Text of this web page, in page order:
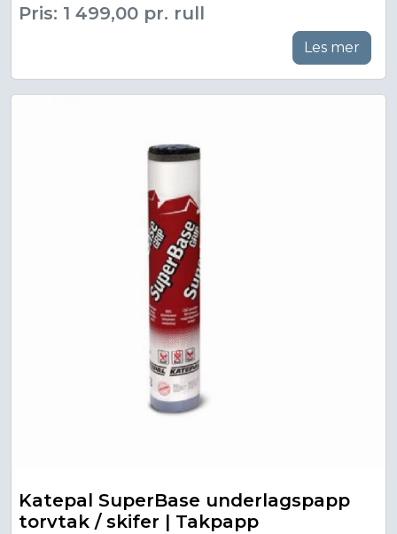
Pris: 1 499,00 pr. rull
Les mer
Katepal SuperBase underlagspapp
torvtak / skifer | Takpapp